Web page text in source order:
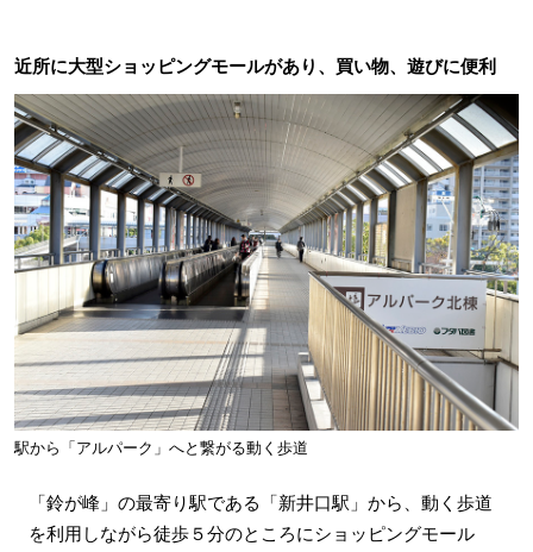
近所に大型ショッピングモールがあり、買い物、遊びに便利
駅から「アルパーク」へと繋がる動く歩道
「鈴が峰」の最寄り駅である「新井口駅」から、動く歩道
を利用しながら徒歩５分のところにショッピングモール